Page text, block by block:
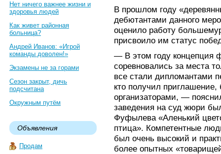
Нет ничего важнее жизни и
здоровья людей
Как живет районная
больница?
Андрей Иванов: «Игрой
команды доволен!»
Экзамены не за горами
Сезон закрыт, дичь
подсчитана
Окружным путём
Объявления
Продам
В прошлом году
дебютантами данного
оценило работу
присвоило им статус
— В этом году концепция
соревновались за места
все стали дипломантами
кто получил
организаторами, —
заведения на суд жюри
Фуфылева «Аленький
птица». Компетентные
был очень высокий и
более опытных